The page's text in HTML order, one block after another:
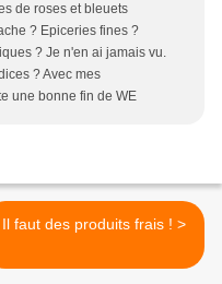
de roses et bleuets
? Epiceries fines ?
? Je n'en ai jamais vu.
? Avec mes
une bonne fin de WE
Il faut des produits frais ! >